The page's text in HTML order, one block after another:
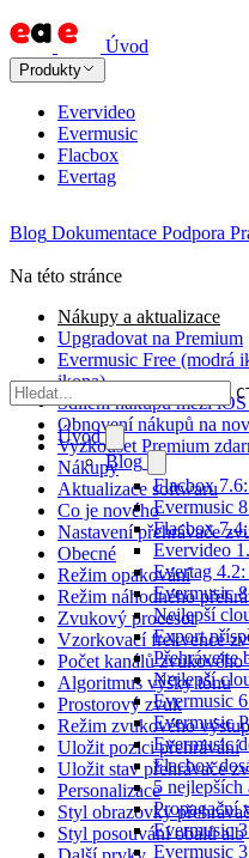
Úvod
Produkty
Evervideo
Evermusic
Flacbox
Evertag
Blog Dokumentace Podpora
Úvod
Blog
Flacbox
Evermusic
Flacbox
Evervideo
Evertag
Evermusic
Nejlepší
Export
Přehrávejte
Nejlepší
Evermusic
Evermusic
Evermusic
Flacbox
5 nejlepších
Propagační
Evermusic
Evermusic
Na této stránce
Nákupy a aktualizace
Upgradovat na Premium
Evermusic Free (modrá
ikona)
Sdílení nákupů mezi
Obnovení nákupů na
Vyzkoušet Premium
Nákupy
Aktualizace softwaru
Co je nového
Nastavení přehrávače
Obecné
Režim opakování
Režim náhodného
Zvukový procesor
Vzorkovací frekvence
Počet kanálů zvukového
Algoritmus výšky tónu
Prostorový zvuk
Režim zvukového
Uložit pozici přehrávání
Uložit stav přehrávače
Personalizace
Styl obrazovky
Styl posouvání obalů alb